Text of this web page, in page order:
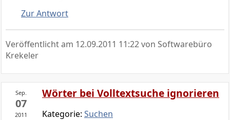
Zur Antwort
Veröffentlicht am 12.09.2011 11:22von Softwarebüro
Krekeler
Sep.
07
2011
Wörter bei Volltextsuche ignorieren
Kategorie: Suchen